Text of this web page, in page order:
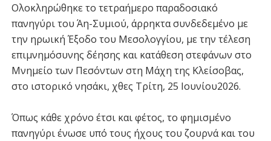
Ολοκληρώθηκε το τετραήμερο παραδοσιακό
πανηγύρι του Άη-Συμιού, άρρηκτα συνδεδεμένο με
την ηρωική Έξοδο του Μεσολογγίου, με την τέλεση
επιμνημόσυνης δέησης και κατάθεση στεφάνων στο
Μνημείο των Πεσόντων στη Μάχη της Κλείσοβας,
στο ιστορικό νησάκι, χθες Τρίτη, 25 Ιουνίου2026.
Όπως κάθε χρόνο έτσι και φέτος, το φημισμένο
πανηγύρι ένωσε υπό τους ήχους του ζουρνά και του